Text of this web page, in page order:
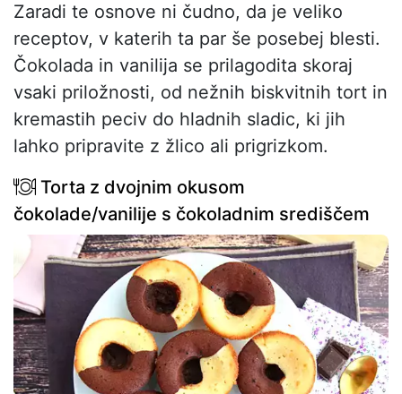
Zaradi te osnove ni čudno, da je veliko
receptov, v katerih ta par še posebej blesti.
Čokolada in vanilija se prilagodita skoraj
vsaki priložnosti, od nežnih biskvitnih tort in
kremastih peciv do hladnih sladic, ki jih
lahko pripravite z žlico ali prigrizkom.
Torta z dvojnim okusom
čokolade/vanilije s čokoladnim središčem